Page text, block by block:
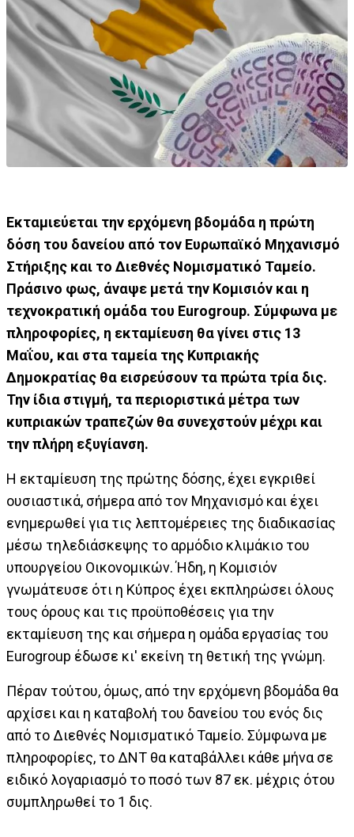
Εκταμιεύεται την ερχόμενη βδομάδα η πρώτη
δόση του δανείου από τον Ευρωπαϊκό Μηχανισμό
Στήριξης και το Διεθνές Νομισματικό Ταμείο.
Πράσινο φως, άναψε μετά την Κομισιόν και η
τεχνοκρατική ομάδα του Eurogroup. Σύμφωνα με
πληροφορίες, η εκταμίευση θα γίνει στις 13
Μαΐου, και στα ταμεία της Κυπριακής
Δημοκρατίας θα εισρεύσουν τα πρώτα τρία δις.
Την ίδια στιγμή, τα περιοριστικά μέτρα των
κυπριακών τραπεζών θα συνεχστούν μέχρι και
την πλήρη εξυγίανση.
Η εκταμίευση της πρώτης δόσης, έχει εγκριθεί
ουσιαστικά, σήμερα από τον Μηχανισμό και έχει
ενημερωθεί για τις λεπτομέρειες της διαδικασίας
μέσω τηλεδιάσκεψης το αρμόδιο κλιμάκιο του
υπουργείου Οικονομικών. Ήδη, η Κομισιόν
γνωμάτευσε ότι η Κύπρος έχει εκπληρώσει όλους
τους όρους και τις προϋποθέσεις για την
εκταμίευση της και σήμερα η ομάδα εργασίας του
Eurogroup έδωσε κι' εκείνη τη θετική της γνώμη.
Πέραν τούτου, όμως, από την ερχόμενη βδομάδα θα
αρχίσει και η καταβολή του δανείου του ενός δις
από το Διεθνές Νομισματικό Ταμείο. Σύμφωνα με
πληροφορίες, το ΔΝΤ θα καταβάλλει κάθε μήνα σε
ειδικό λογαριασμό το ποσό των 87 εκ. μέχρις ότου
συμπληρωθεί το 1 δις.